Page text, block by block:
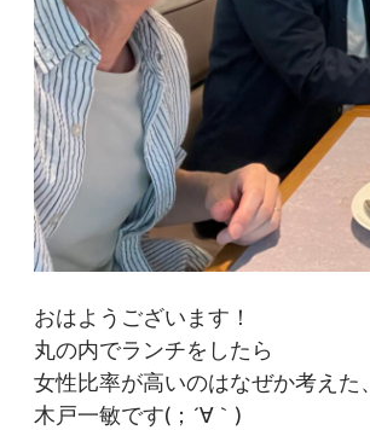
おはようございます！
丸の内でランチをしたら
女性比率が高いのはなぜか考えた、
木戸一敏です(；´∀｀)